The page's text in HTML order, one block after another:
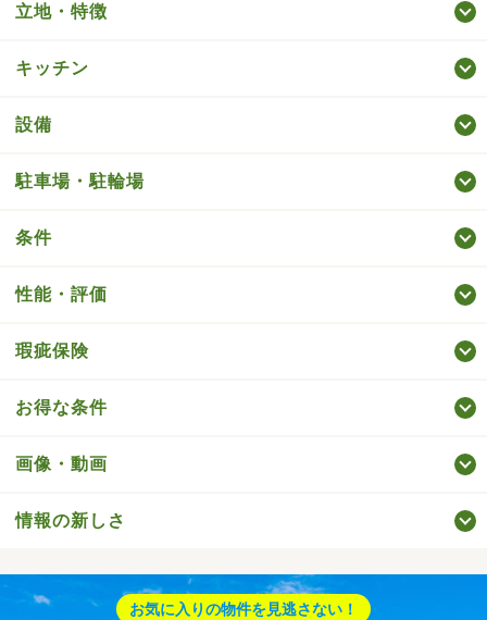
立地・特徴
キッチン
設備
駐車場・駐輪場
条件
性能・評価
瑕疵保険
お得な条件
画像・動画
情報の新しさ
お気に入りの物件を見逃さない！